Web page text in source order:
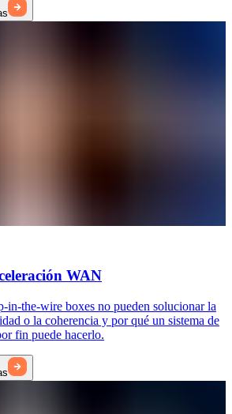
WAN
in-the-wire boxes no pueden solucionar la
o la coherencia y por qué un sistema de
fin puede hacerlo.